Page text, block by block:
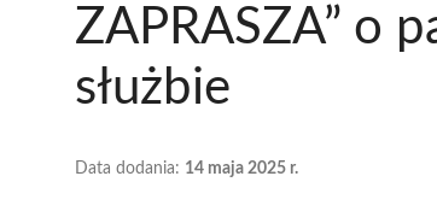
ZAPRASZA” o
służbie
Data dodania: 14 maja 2025 r.